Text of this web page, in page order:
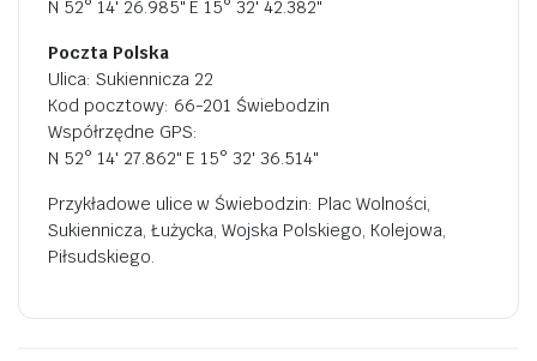
N 52° 14' 26.985" E 15° 32' 42.382"
Poczta Polska
Ulica: Sukiennicza 22
Kod pocztowy: 66-201 Świebodzin
Współrzędne GPS:
N 52° 14' 27.862" E 15° 32' 36.514"
Przykładowe ulice w Świebodzin: Plac Wolności,
Sukiennicza, Łużycka, Wojska Polskiego, Kolejowa,
Piłsudskiego.